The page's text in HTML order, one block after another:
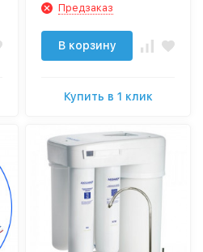
Предзаказ
В корзину
Купить в 1 клик